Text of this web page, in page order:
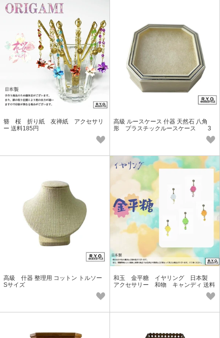
簪 桜 折り紙 友禅紙 アクセサリ
ー 送料185円
高級 ルースケース 什器 天然石 八角
形 プラスチックルースケース 3
高級 什器 整理用 コットン トルソー
Sサイズ
和玉 金平糖 イヤリング 日本製
アクセサリー 和物 キャンディ 送料